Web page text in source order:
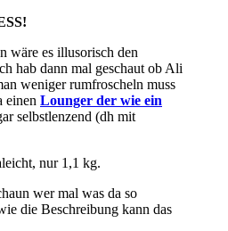
wäre es illusorisch den
hab dann mal geschaut ob Ali
weniger rumfroscheln muss
einen Lounger der wie ein
selbstlenzend (dh mit
nur 1,1 kg.
wer mal was da so
die Beschreibung kann das